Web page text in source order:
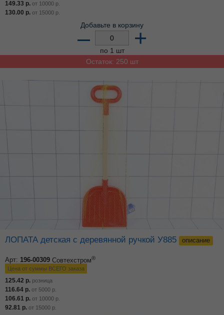
149.33 р. от 10000 р.
130.00 р. от 15000 р.
Добавьте в корзину
– +
по 1 шт
Остаток: 250 шт
ЛОПАТА детская с деревянной ручкой У885 описание
Арт: 196-00309 Совтехстром®
Цена от суммы ВСЕГО заказа
125.42 р. розница
116.64 р. от 5000 р.
106.61 р. от 10000 р.
92.81 р. от 15000 р.